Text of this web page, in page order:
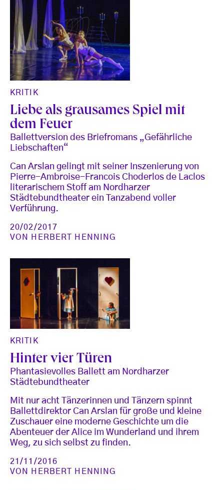
KRITIK
Liebe als grausames Spiel mit
dem Feuer
Ballettversion des Briefromans „Gefährliche
Liebschaften“
Can Arslan gelingt mit seiner Inszenierung von
Pierre-Ambroise-Francois Choderlos de Laclos
literarischem Stoff am Nordharzer
Städtebundtheater ein Tanzabend voller
Verführung.
20/02/2017
VON
HERBERT HENNING
KRITIK
Hinter vier Türen
Phantasievolles Ballett am Nordharzer
Städtebundtheater
Mit nur acht Tänzerinnen und Tänzern spinnt
Ballettdirektor Can Arslan für große und kleine
Zuschauer eine moderne Geschichte um die
Abenteuer der Alice im Wunderland und ihrem
Weg, zu sich selbst zu finden.
21/11/2016
VON
HERBERT HENNING